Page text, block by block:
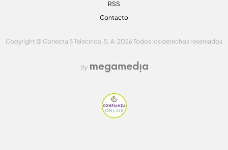
RSS
Contacto
Copyright © Conecta 5 Telecinco, S. A. 2026 Todos los derechos reservados
By